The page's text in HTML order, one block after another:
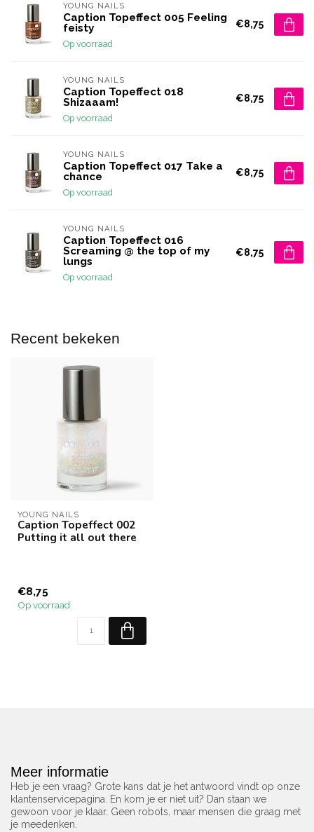
YOUNG NAILS
Caption Topeffect 005 Feeling
feisty
Op voorraad
€8,75
YOUNG NAILS
Caption Topeffect 018
Shizaaam!
Op voorraad
€8,75
YOUNG NAILS
Caption Topeffect 017 Take a
chance
Op voorraad
€8,75
YOUNG NAILS
Caption Topeffect 016
Screaming @ the top of my
lungs
Op voorraad
€8,75
Recent bekeken
YOUNG NAILS
Caption Topeffect 002
Putting it all out there
€8,75
Op voorraad
Meer informatie
Heb je een vraag? Grote kans dat je het antwoord vindt op onze
klantenservicepagina. En kom je er niet uit? Dan staan we
gewoon voor je klaar. Geen robots, maar mensen die graag met
je meedenken.